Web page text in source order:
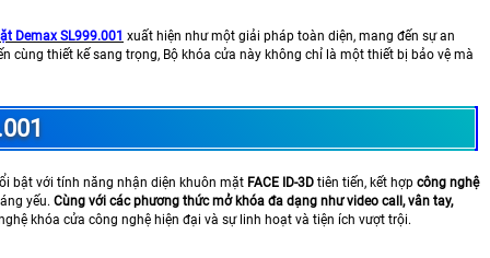
Demax SL999.001 xuất hiện như một giải pháp toàn diện, mang đến sự an
thiết kế sang trọng, Bộ khóa cửa này không chỉ là một thiết bị bảo vệ mà
bật với tính năng nhận diện khuôn mặt FACE ID-3D tiên tiến, kết hợp công nghệ
yếu. Cùng với các phương thức mở khóa đa dạng như video call, vân tay,
khóa cửa công nghệ hiện đại và sự linh hoạt và tiện ích vượt trội.